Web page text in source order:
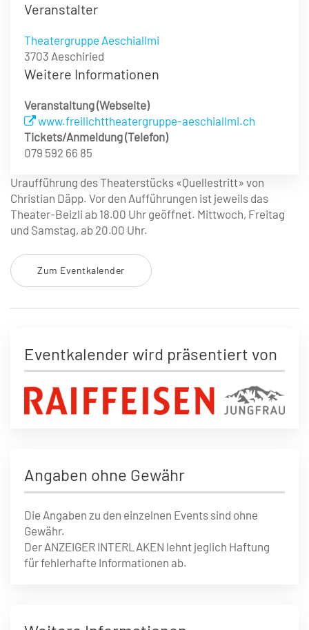
Veranstalter
Theatergruppe Aeschiallmi
3703 Aeschiried
Weitere Informationen
Veranstaltung (Webseite)
www.freilichttheatergruppe-aeschiallmi.ch
Tickets/Anmeldung (Telefon)
079 592 66 85
Uraufführung des Theaterstücks «Quellestritt» von
Christian Däpp. Vor den Aufführungen ist jeweils das
Theater-Beizli ab 18.00 Uhr geöffnet. Mittwoch, Freitag
und Samstag, ab 20.00 Uhr.
Zum Eventkalender
Eventkalender wird präsentiert von
Angaben ohne Gewähr
Die Angaben zu den einzelnen Events sind ohne
Gewähr.
Der ANZEIGER INTERLAKEN lehnt jeglich Haftung
für fehlerhafte Informationen ab.